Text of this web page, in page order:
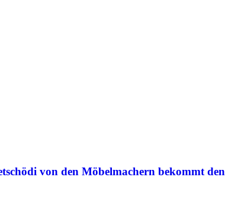
von den Möbelmachern bekommt den